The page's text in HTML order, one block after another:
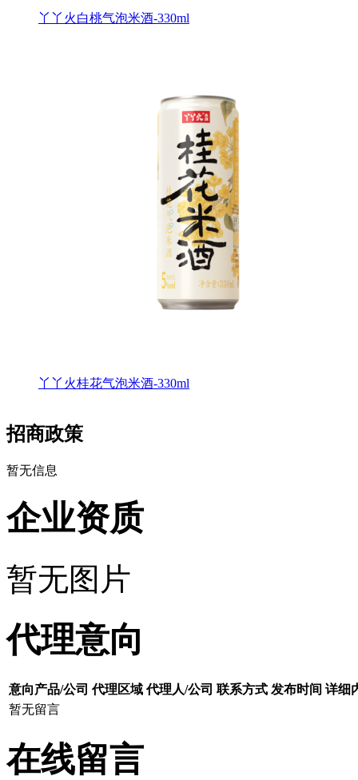
丫丫火白桃气泡米酒-330ml
丫丫火桂花气泡米酒-330ml
招商政策
暂无信息
企业资质
暂无图片
代理意向
意向产品/公司 代理区域 代理人/公司 联系方式 发布时间 详细
暂无留言
在线留言